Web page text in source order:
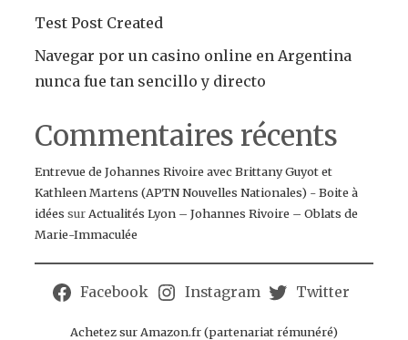
Test Post Created
Navegar por un casino online en Argentina
nunca fue tan sencillo y directo
Commentaires récents
Entrevue de Johannes Rivoire avec Brittany Guyot et
Kathleen Martens (APTN Nouvelles Nationales) - Boite à
idées sur Actualités Lyon – Johannes Rivoire – Oblats de
Marie-Immaculée
Facebook Instagram Twitter
Achetez sur Amazon.fr (partenariat rémunéré)